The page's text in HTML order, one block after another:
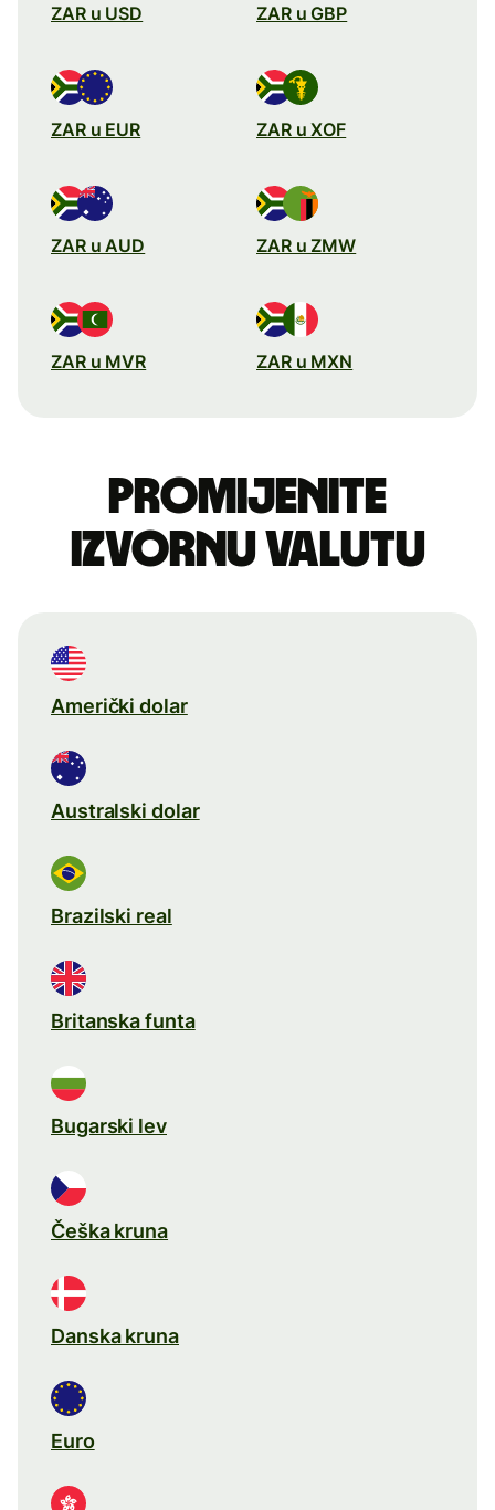
ZAR u USD ZAR u GBP
ZAR u EUR ZAR u XOF
ZAR u AUD ZAR u ZMW
ZAR u MVR ZAR u MXN
Promijenite
izvornu valutu
Američki dolar
Australski dolar
Brazilski real
Britanska funta
Bugarski lev
Češka kruna
Danska kruna
Euro